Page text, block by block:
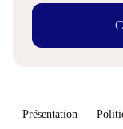
Présentation